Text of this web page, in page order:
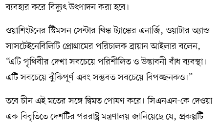
ব্যবহার করে বিদ্যুৎ উৎপাদন করা হবে।
ওয়াশিংটনের স্টিমসন সেন্টার থিঙ্ক ট্যাঙ্কের এনার্জি, ওয়াটার অ্যান্ড
সাসটেইনেবিলিটি প্রোগ্রামের পরিচালক ব্রায়ান আইলার বলেন,
“এটি পৃথিবীর দেখা সবচেয়ে পরিশীলিত ও উদ্ভাবনী বাঁধ ব্যবস্থা।
এটি সবচেয়ে ঝুঁকিপূর্ণ এবং সম্ভবত সবচেয়ে বিপজ্জনকও।”
তবে চীন এই মতের সঙ্গে দ্বিমত পোষণ করে। সিএনএন-কে দেওয়া
এক বিবৃতিতে দেশটির পররাষ্ট্র মন্ত্রণালয় জানিয়েছে যে, প্রকল্পটি